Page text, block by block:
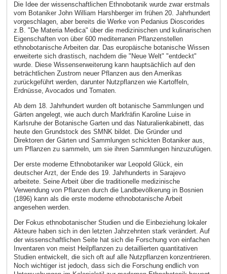
Die Idee der wissenschaftlichen Ethnobotanik wurde zwar erstmals
vom Botaniker John William Harshberger im frühen 20. Jahrhundert
vorgeschlagen, aber bereits die Werke von Pedanius Dioscorides
z.B. "De Materia Medica" über die medizinischen und kulinarischen
Eigenschaften von über 600 mediterranen Pflanzenstellen
ethnobotanische Arbeiten dar. Das europäische botanische Wissen
erweiterte sich drastisch, nachdem die "Neue Welt" "entdeckt"
wurde. Diese Wissenserweiterung kann hauptsächlich auf den
beträchtlichen Zustrom neuer Pflanzen aus den Amerikas
zurückgeführt werden, darunter Nutzpflanzen wie Kartoffeln,
Erdnüsse, Avocados und Tomaten.
Ab dem 18. Jahrhundert wurden oft botanische Sammlungen und
Gärten angelegt, wie auch durch Markfräfin Karoline Luise in
Karlsruhe der Botanische Garten und das Naturalienkabinett, das
heute den Grundstock des SMNK bildet. Die Gründer und
Direktoren der Gärten und Sammlungen schickten Botaniker aus,
um Pflanzen zu sammeln, um sie ihren Sammlungen hinzuzufügen.
Der erste moderne Ethnobotaniker war Leopold Glück, ein
deutscher Arzt, der Ende des 19. Jahrhunderts in Sarajevo
arbeitete. Seine Arbeit über die traditionelle medizinische
Verwendung von Pflanzen durch die Landbevölkerung in Bosnien
(1896) kann als die erste moderne ethnobotanische Arbeit
angesehen werden.
Der Fokus ethnobotanischer Studien und die Einbeziehung lokaler
Akteure haben sich in den letzten Jahrzehnten stark verändert. Auf
der wissenschaftlichen Seite hat sich die Forschung von einfachen
Inventaren von meist Heilpflanzen zu detaillierten quantitativen
Studien entwickelt, die sich oft auf alle Nutzpflanzen konzentrieren.
Noch wichtiger ist jedoch, dass sich die Forschung endlich von